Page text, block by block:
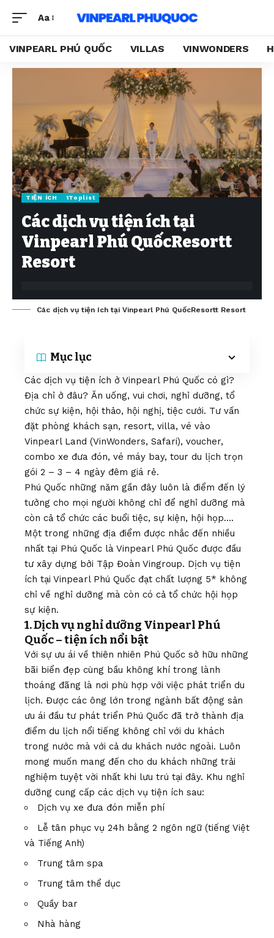
Aa
VINPEARL PHÚ QUỐC VILLAS VINWONDERS
TIỆN ÍCH 1Toplist
Các dịch vụ tiện ích tại
Vinpearl Phú QuốcResortt
Resort
Các dịch vụ tiện ích tại Vinpearl Phú QuốcResortt Resort
Mục lục
Các dịch vụ tiện ích ở Vinpearl Phú Quốc có gì?
Địa chỉ ở đâu? Ăn uống, vui chơi, nghỉ dưỡng, tổ
chức sự kiện, hội thảo, hội nghị, tiệc cưới. Tư vấn
đặt phòng khách sạn, resort, villa, vé vào
Vinpearl Land (VinWonders, Safari), voucher,
combo xe đưa đón, vé máy bay, tour du lịch trọn
gói 2 – 3 – 4 ngày đêm giá rẻ.
Phú Quốc những năm gần đây luôn là điểm đến lý
tưởng cho mọi người không chỉ để nghỉ dưỡng mà
còn cả tổ chức các buổi tiệc, sự kiện, hội họp….
Một trong những địa điểm được nhắc đến nhiều
nhất tại Phú Quốc là Vinpearl Phú Quốc được đầu
tư xây dựng bởi Tập Đoàn Vingroup. Dịch vụ tiện
ích tại Vinpearl Phú Quốc đạt chất lượng 5* không
chỉ về nghỉ dưỡng mà còn có cả tổ chức hội họp
sự kiện.
1. Dịch vụ nghỉ dưỡng Vinpearl Phú
Quốc – tiện ích nổi bật
Với sự ưu ái về thiên nhiên Phú Quốc sở hữu những
bãi biển đẹp cùng bầu không khí trong lành
thoáng đãng là nơi phù hợp với việc phát triển du
lịch. Được các ông lớn trong ngành bất động sản
ưu ái đầu tư phát triển Phú Quốc đã trở thành địa
điểm du lịch nổi tiếng không chỉ với du khách
trong nước mà với cả du khách nước ngoài. Luôn
mong muốn mang đến cho du khách những trải
nghiệm tuyệt vời nhất khi lưu trú tại đây. Khu nghỉ
dưỡng cung cấp các dịch vụ tiện ích sau:
Dịch vụ xe đưa đón miễn phí
Lễ tân phục vụ 24h bằng 2 ngôn ngữ (tiếng Việt
và Tiếng Anh)
Trung tâm spa
Trung tâm thể dục
Quầy bar
Nhà hàng